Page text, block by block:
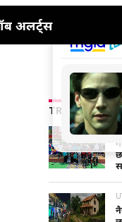
अलर्ट्स
TRENDING